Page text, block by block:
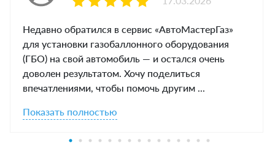
Недавно обратился в сервис «АвтоМастерГаз»
для установки газобаллонного оборудования
(ГБО) на свой автомобиль — и остался очень
доволен результатом. Хочу поделиться
впечатлениями, чтобы помочь другим ...
Показать полностью